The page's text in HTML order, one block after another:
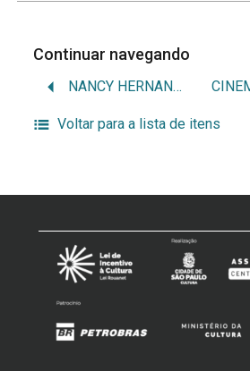
Continuar navegando
NANCY HERNANDEZ VILA
Voltar para a lista de itens